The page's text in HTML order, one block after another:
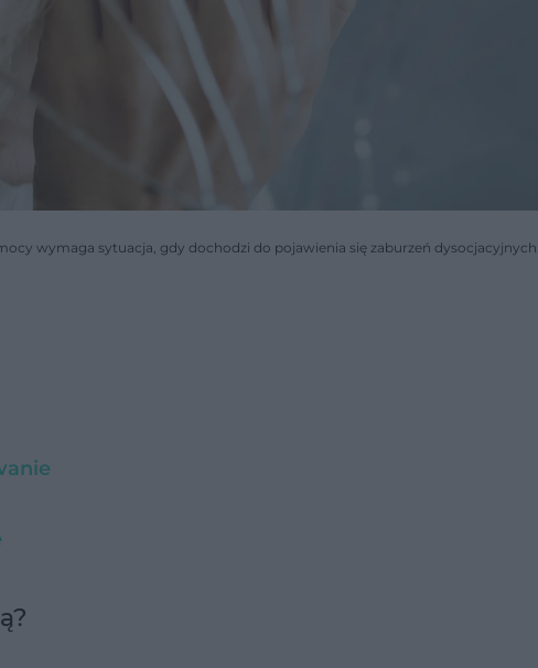
wymaga sytuacja, gdy dochodzi do pojawienia się zaburzeń